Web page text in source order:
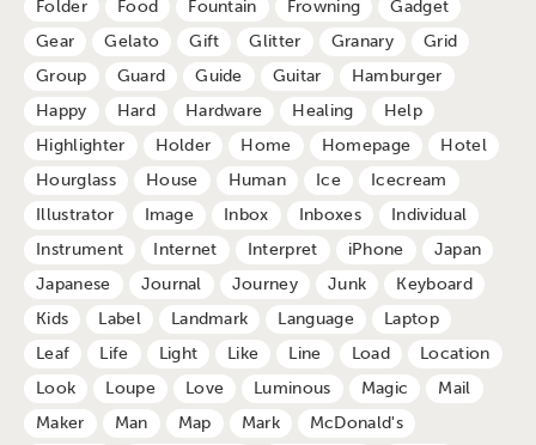
Folder
Food Fountain Frowning
Gadget
Gear
Gelato Gift Glitter Granary
Grid
Group
Guard Guide Guitar
Hamburger
Happy
Hard Hardware Healing
Help
Highlighter
Holder Home Homepage
Hotel
Hourglass
House Human Ice
Icecream
Illustrator
Image Inbox Inboxes
Individual
Instrument
Internet Interpret iPhone
Japan
Japanese
Journal Journey Junk
Keyboard
Kids
Label Landmark Language
Laptop
Leaf
Life Light Like Line Load
Location
Look
Loupe Love Luminous Magic
Mail
Maker
Man Map Mark
McDonald's